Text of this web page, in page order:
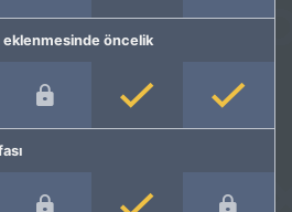
eklenmesinde öncelik